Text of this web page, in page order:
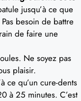
jusqu’à ce que
besoin de battre
de faire une
Ne soyez pas
plaisir.
ce qu’un cure-dents
à 25 minutes. C’est